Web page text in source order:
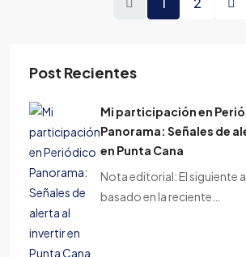
Post Recientes
Mi participación en
Panorama: Señales de
en Punta Cana
Nota editorial: El siguiente
basado en la reciente…